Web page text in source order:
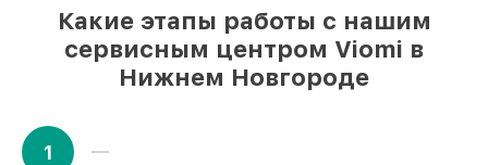
Какие этапы работы с нашим
сервисным центром Viomi в
Нижнем Новгороде
1